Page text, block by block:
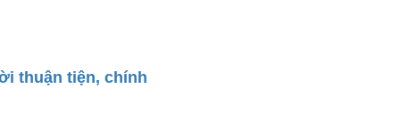
thuận tiện, chính